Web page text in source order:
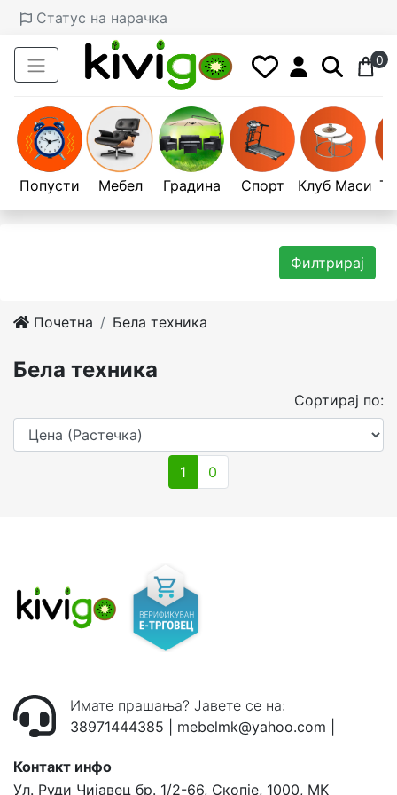
Статус на нарачка
0
Попусти Мебел Градина Спорт Клуб Маси
Филтрирај
Почетна Бела техника
Бела техника
Сортирај по:
1 0
Имате прашања? Јавете се на:
38971444385
mebelmk@yahoo.com
Контакт инфо
Ул. Руди Чијавец бр. 1/2-66, Скопје, 1000, MK